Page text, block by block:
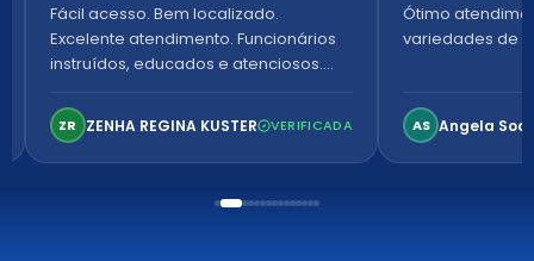
Fácil acesso. Bem localizado.
Excelente atendimento. Funcionários
instruídos, educados e atenciosos.
confortável. Perfeito!
ZR ZENHA REGINA KUSTER VERIFICADA
Ótimo
variedades de
AS Angela